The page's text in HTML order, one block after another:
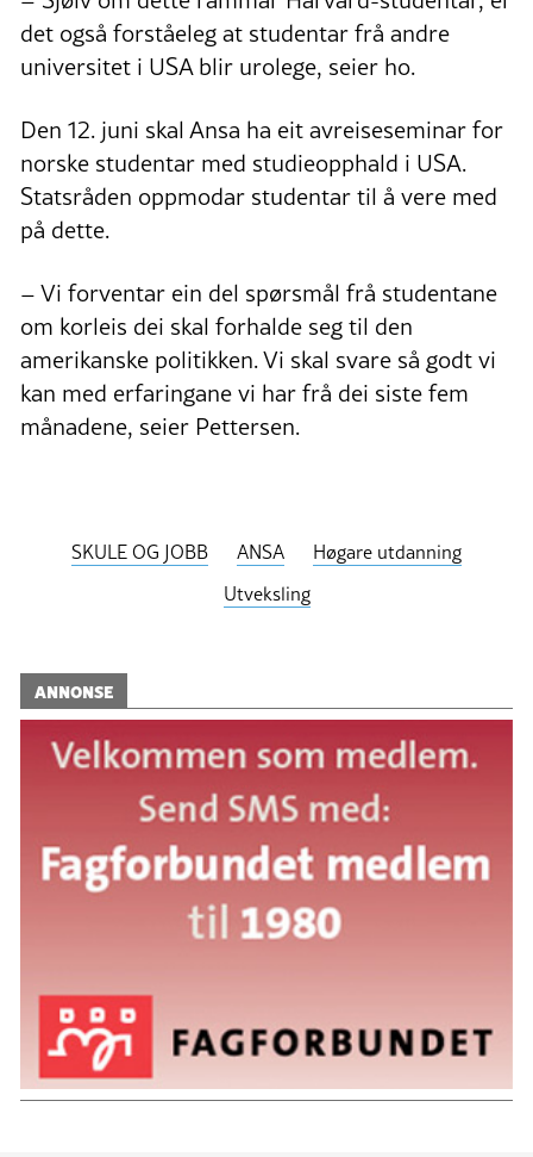
det også forståeleg at studentar frå andre
universitet i USA blir urolege, seier ho.
Den 12. juni skal Ansa ha eit avreiseseminar for
norske studentar med studieopphald i USA.
Statsråden oppmodar studentar til å vere med
på dette.
– Vi forventar ein del spørsmål frå studentane
om korleis dei skal forhalde seg til den
amerikanske politikken. Vi skal svare så godt vi
kan med erfaringane vi har frå dei siste fem
månadene, seier Pettersen.
SKULE OG JOBB ANSA
Høgare utdanning
Utveksling
ANNONSE